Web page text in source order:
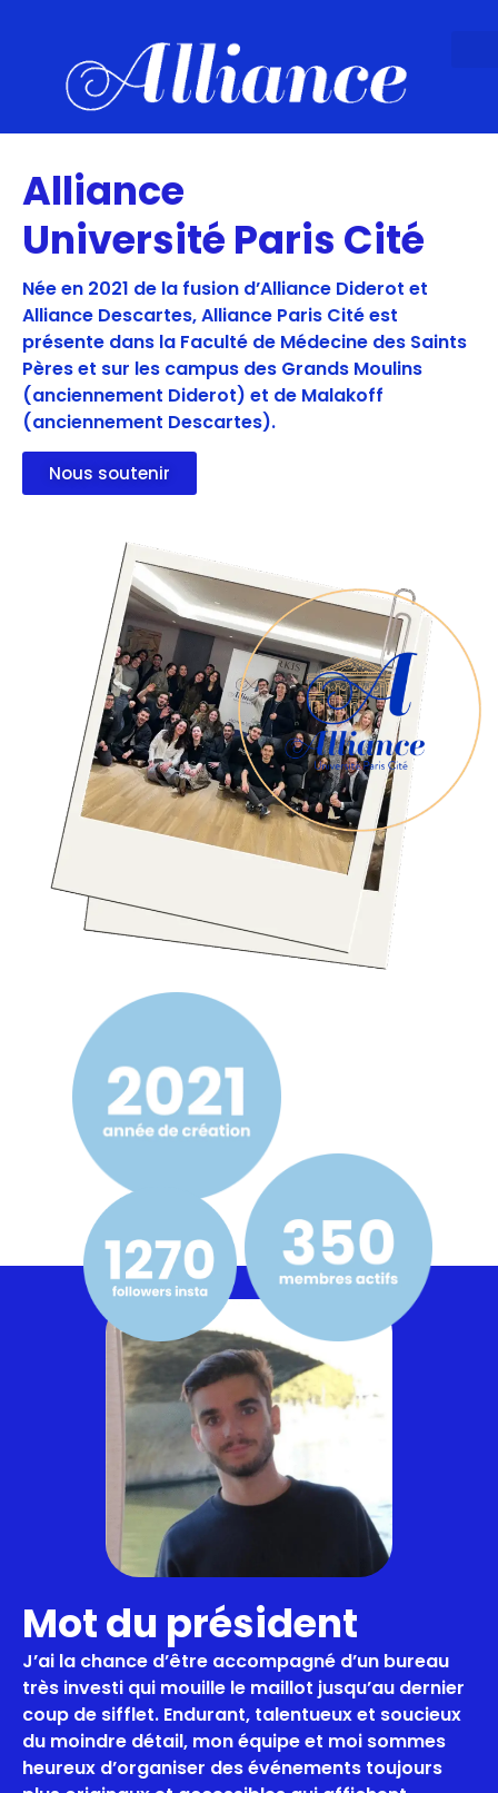
Alliance
Université Paris Cité
Née en 2021 de la fusion d’Alliance Diderot et
Alliance Descartes, Alliance Paris Cité est
présente dans la Faculté de Médecine des Saints
Pères et sur les campus des Grands Moulins
(anciennement Diderot) et de Malakoff
(anciennement Descartes).
Nous soutenir
Mot du président
J’ai la chance d’être accompagné d’un bureau
très investi qui mouille le maillot jusqu’au dernier
coup de sifflet. Endurant, talentueux et soucieux
du moindre détail, mon équipe et moi sommes
heureux d’organiser des événements toujours